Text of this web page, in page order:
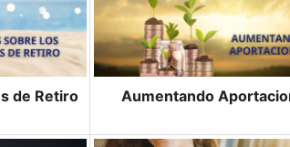
de Retiro Aumentando